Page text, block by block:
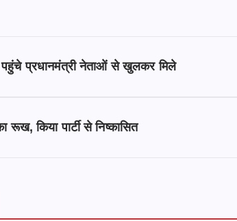
पहुंचे प्रधानमंत्री नेताओं से खुलकर मिले
रूख, किया पार्टी से निष्कासित